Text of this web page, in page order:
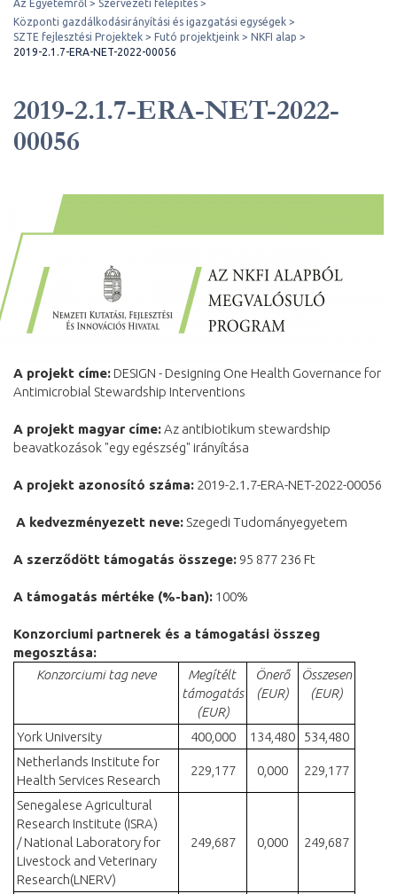
Az Egyetemről
Szervezeti felépítés
Központi gazdálkodásirányítási és igazgatási egységek
SZTE fejlesztési Projektek
Futó projektjeink
NKFI alap
2019-2.1.7-ERA-NET-2022-00056
2019-2.1.7-ERA-NET-2022-
00056
A projekt címe: DESIGN - Designing One Health Governance for
Antimicrobial Stewardship Interventions
A projekt magyar címe:Az antibiotikum stewardship
beavatkozások "egy egészség" irányítása
A projekt azonosító száma: 2019-2.1.7-ERA-NET-2022-00056
A kedvezményezett neve: Szegedi Tudományegyetem
A szerződött támogatás összege: 95 877 236 Ft
A támogatás mértéke (%-ban): 100%
Konzorciumi partnerek és a támogatási összeg
megosztása:
Konzorciumi tag neve
Megítélt
támogatás
(EUR)
Önerő
(EUR)
Összesen
(EUR)
York University 400,000 134,480
534,480
Netherlands Institute for
Health Services Research
229,177 0,000 229,177
Senegalese Agricultural
Research Institute (ISRA)
/ National Laboratory for
Livestock and Veterinary
Research(LNERV)
249,687 0,000 249,687